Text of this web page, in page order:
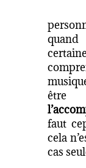
faut
cela
cas